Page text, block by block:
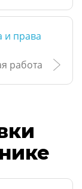
и права
работа